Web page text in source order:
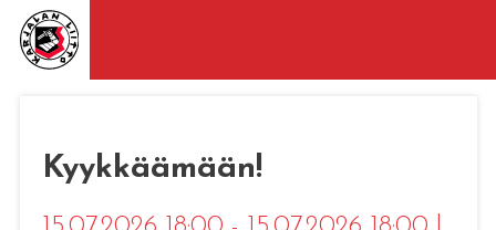
Kyykkäämään!